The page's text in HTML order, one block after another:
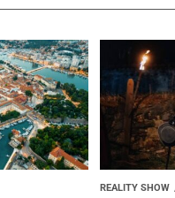
REALITY SHOW